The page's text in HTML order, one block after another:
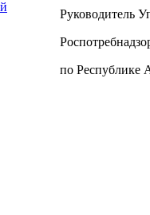
Руководитель
по